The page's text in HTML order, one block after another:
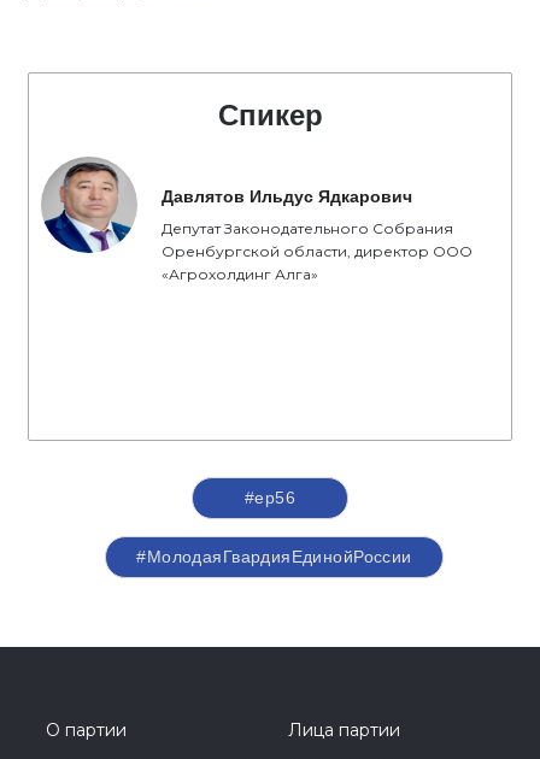
Спикер
Давлятов Ильдус Ядкарович
Депутат Законодательного Собрания
Оренбургской области, директор ООО
«Агрохолдинг Алга»
#ер56
#МолодаяГвардияЕдинойРоссии
О партии
Лица партии